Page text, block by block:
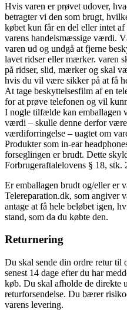
Hvis varen er prøvet udover,
betragter vi den som brugt,
købet kun får en del eller intet
varens handelsmæssige værdi.
varen ud og undgå at fjerne
lavet ridser eller mærker. varen
på ridser, slid, mærker og skal
hvis du vil være sikker på at få
At tage beskyttelsesfilm af en
for at prøve telefonen og vil
I nogle tilfælde kan emballagen
værdi – skulle denne derfor
værdiforringelse – uagtet om
Produkter som in-ear
forseglingen er brudt. Dette
Forbrugeraftalelovens § 18, stk.
Er emballagen brudt og/eller er
Telereparation.dk, som angiver
antage at få hele beløbet igen,
stand, som da du købte den.
Returnering
Du skal sende din ordre retur til
senest 14 dage efter du har
køb. Du skal afholde de direkte
returforsendelse. Du bærer
varens levering.